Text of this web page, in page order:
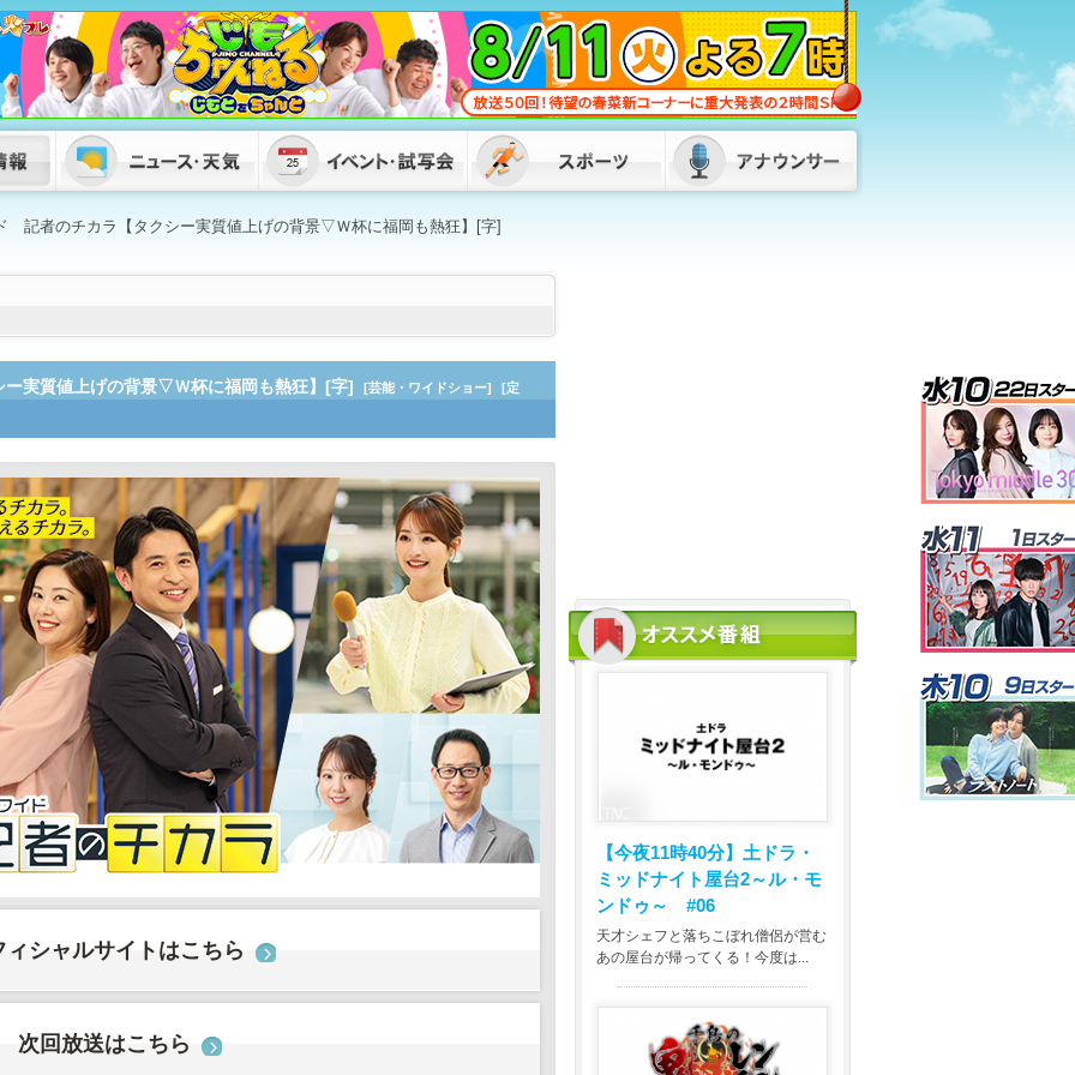
への誓い新たに 福岡・北九州市八幡東
区「小伊藤山公園」 2026/08/08 18:30
「何も言いたくない」と黙秘も “酒酔
い運転”相次ぎ男2人を逮捕 福岡・須
恵町と太宰府市 2026/08/08 14:30
最大で９連休“お盆休み” 山陽新幹線下
りの混雑ピーク 福岡市・ＪＲ博多駅
記者のチカラ【タクシー実質値上げの背景▽Ｗ杯に福岡も熱狂】[字]
実質値上げの背景▽Ｗ杯に福岡も熱狂】[字] [芸能・ワイドショー] [定
ィシャルサイトはこちら
次回放送はこちら
【今夜11時40分】 土ドラ・
ミッドナイト屋台2～ル・モ
ンドゥ～ #06
天才シェフと落ちこぼれ僧侶が営む
あの屋台が帰ってくる！今度は...